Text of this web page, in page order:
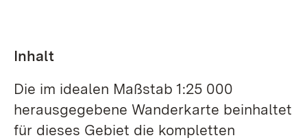
Inhalt
Die im idealen Maßstab 1:25 000
herausgegebene Wanderkarte beinhaltet
für dieses Gebiet die kompletten